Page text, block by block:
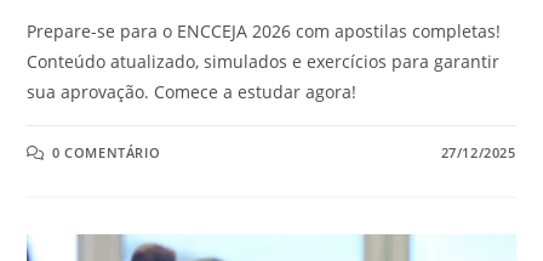
Prepare-se para o ENCCEJA 2026 com apostilas completas!
Conteúdo atualizado, simulados e exercícios para garantir
sua aprovação. Comece a estudar agora!
0 COMENTÁRIO 27/12/2025